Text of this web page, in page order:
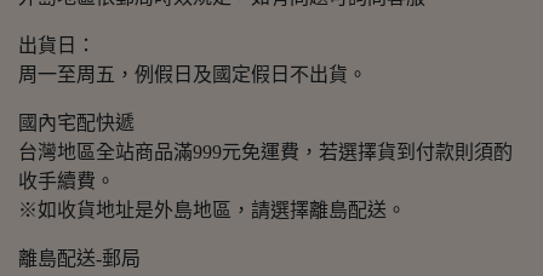
出貨日：
周一至周五，例假日及國定假日不出貨。
國內宅配快遞
台灣地區全站商品滿999元免運費，若選擇貨到付款則須酌
收手續費。
※如收貨地址是外島地區，請選擇離島配送。
離島配送-郵局